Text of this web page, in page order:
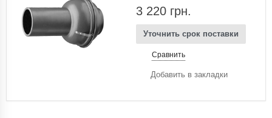
3 220 грн.
Уточнить срок поставки
Сравнить
Добавить в закладки